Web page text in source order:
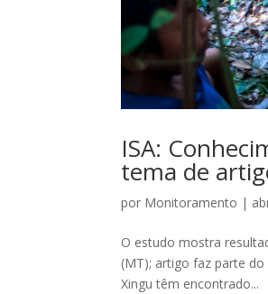
ISA:
tema de
por Monitoramento |
O estudo mostra
(MT); artigo faz parte
Xingu têm encontrado...